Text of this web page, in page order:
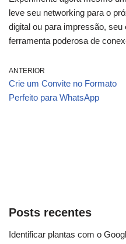
leve seu networking para o
digital ou para impressão,
ferramenta poderosa de
ANTERIOR
Crie um Convite no Formato
Perfeito para WhatsApp
Posts recentes
Identificar plantas com o